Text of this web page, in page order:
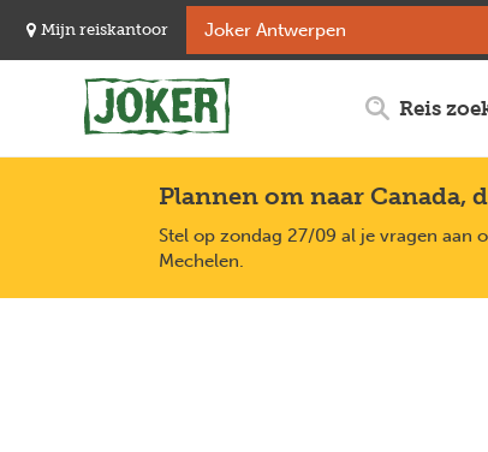
naar
Mijn reiskantoor
Reis
Plannen om naar Canada,
Stel op zondag 27/09 al je vragen aan
Mechelen.